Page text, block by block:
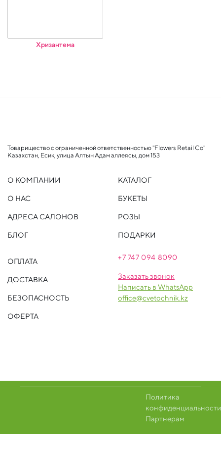
Хризантема
Товарищество с ограниченной ответственностью "Flowers Retail Co"
Казахстан, Есик, улица Алтын Адам аллеясы, дом 153
О КОМПАНИИ
О НАС
АДРЕСА САЛОНОВ
БЛОГ
КАТАЛОГ
БУКЕТЫ
РОЗЫ
ПОДАРКИ
ОПЛАТА
ДОСТАВКА
БЕЗОПАСНОСТЬ
ОФЕРТА
+7 747 094 8090
Заказать звонок
Написать в WhatsApp
office@cvetochnik.kz
Политика
Партнерам